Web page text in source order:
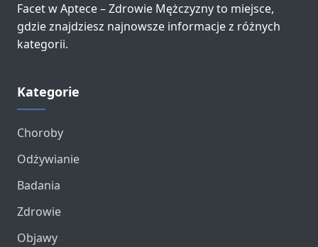
Facet w Aptece – Zdrowie Mężczyzny to miejsce,
gdzie znajdziesz najnowsze informacje z różnych
kategorii.
Kategorie
Choroby
Odżywianie
Badania
Zdrowie
Objawy